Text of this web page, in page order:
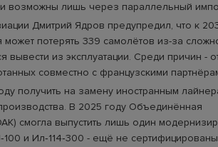
возможны лишь через параллельный
Дмитрий Ядров предупредил, что к
может потерять 339 самолётов из-за
из эксплуатации. Среди причин -
совместно с французскими
получить на замену иностранным
В 2025 году Объединённая
смогла выпустить лишь один
и Ил‑114‑300 - ещё не